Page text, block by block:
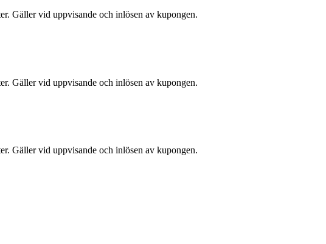
Gäller vid uppvisande och inlösen av kupongen.
Gäller vid uppvisande och inlösen av kupongen.
Gäller vid uppvisande och inlösen av kupongen.